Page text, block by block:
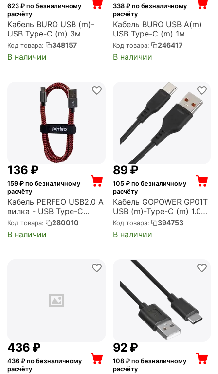
623 ₽ по безналичному
расчёту
Кабель BURO USB (m)-
USB Type-C (m) 3м
белый (BHP USB-TPC-
3W)
Код товара: 348157
В наличии
338₽ по безналичному
расчёту
Кабель BURO USB A(m)
USB Type-C (m) 1м
черный (BHP RET
TYPEC1 BL)
Код товара: 246417
В наличии
‍136‍ ₽
159 ₽ по безналичному
расчёту
Кабель PERFEO USB2.0 A
вилка - USB Type-C
вилка, черно-красный,
длина 3 м. (U4902)
Код товара: 280010
В наличии
‍89‍ ₽
105₽ по безналичному
расчёту
Кабель GOPOWER GP01T
USB (m)-Type-C (m) 1.0м
2.4A ПВХ черный (1/800)
(00-00018566)
Код товара: 394753
В наличии
‍436‍ ₽
436 ₽ по безналичному
расчёту
‍92‍ ₽
108₽ по безналичному
расчёту